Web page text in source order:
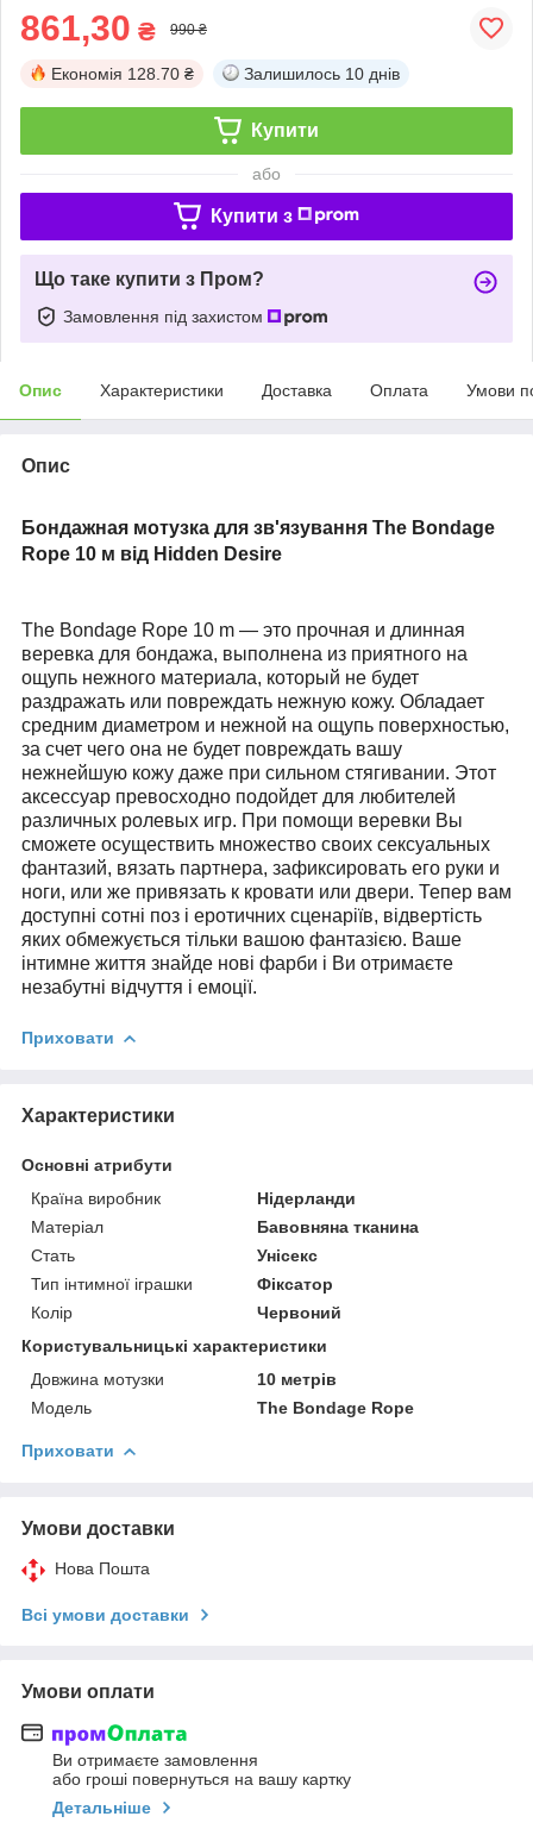
861,30 ₴ 990 ₴
Економія 128.70 ₴ Залишилось 10 днів
Купити
або
Купити з
Що таке купити з Пром?
Замовлення під захистом
Опис Характеристики Доставка Оплата Умови
Опис
Бондажная мотузка для зв'язування The Bondage
Rope 10 м від Hidden Desire
The Bondage Rope 10 m ― это прочная и длинная
веревка для бондажа, выполнена из приятного на
ощупь нежного материала, который не будет
раздражать или повреждать нежную кожу. Обладает
средним диаметром и нежной на ощупь поверхностью,
за счет чего она не будет повреждать вашу
нежнейшую кожу даже при сильном стягивании. Этот
аксессуар превосходно подойдет для любителей
различных ролевых игр. При помощи веревки Вы
сможете осуществить множество своих сексуальных
фантазий, вязать партнера, зафиксировать его руки и
ноги, или же привязать к кровати или двери. Тепер вам
доступні сотні поз і еротичних сценаріїв, відвертість
яких обмежується тільки вашою фантазією. Ваше
інтимне життя знайде нові фарби і Ви отримаєте
незабутні відчуття і емоції.
Приховати
Характеристики
Основні атрибути
Країна виробник
Нідерланди
Матеріал
Бавовняна тканина
Стать
Унісекс
Тип інтимної іграшки
Фіксатор
Колір
Червоний
Користувальницькі характеристики
Довжина мотузки
10 метрів
Мoдель
The Bondage Rope
Приховати
Умови доставки
Нова Пошта
Всі умови доставки
Умови оплати
Ви отримаєте замовлення
або гроші повернуться на вашу картку
Детальніше